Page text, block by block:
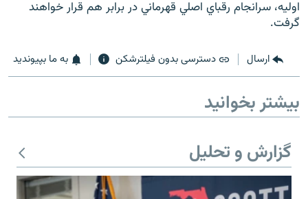
اوليه، سرانجام رقباي اصلي قهرماني در برابر هم قرار خواهند
گرفت.
ارسال دسترسی بدون فیلترشکن به ما بپیوندید
بیشتر بخوانید
گزارش و تحلیل